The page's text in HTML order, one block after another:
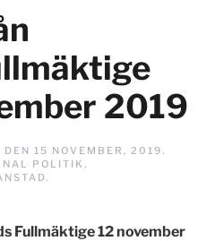
2019
DEN 15 NOVEMBER, 2019.
POLITIK ,
.
Fullmäktige 12 november